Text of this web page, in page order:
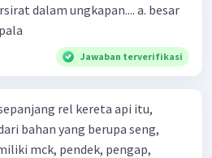
ungkapan.... a. besar
kepala
Jawaban terverifikasi
rel kereta api itu,
bahan yang berupa seng,
mck, pendek, pengap,